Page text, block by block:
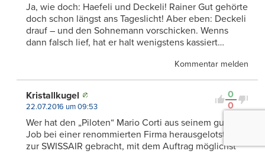
Ja, wie doch: Haefeli und Deckeli! Rainer Gut gehörte
doch schon längst ans Tageslicht! Aber eben: Deckeli
drauf – und den Sohnemann vorschicken. Wenns
dann falsch lief, hat er halt wenigstens kassiert…
Kommentar melden
0
0
Kristallkugel
22.07.2016 um 09:53
Wer hat den „Piloten“ Mario Corti aus seinem guten
Job bei einer renommierten Firma herausgelotst und
zur SWISSAIR gebracht, mit dem Auftrag möglichst